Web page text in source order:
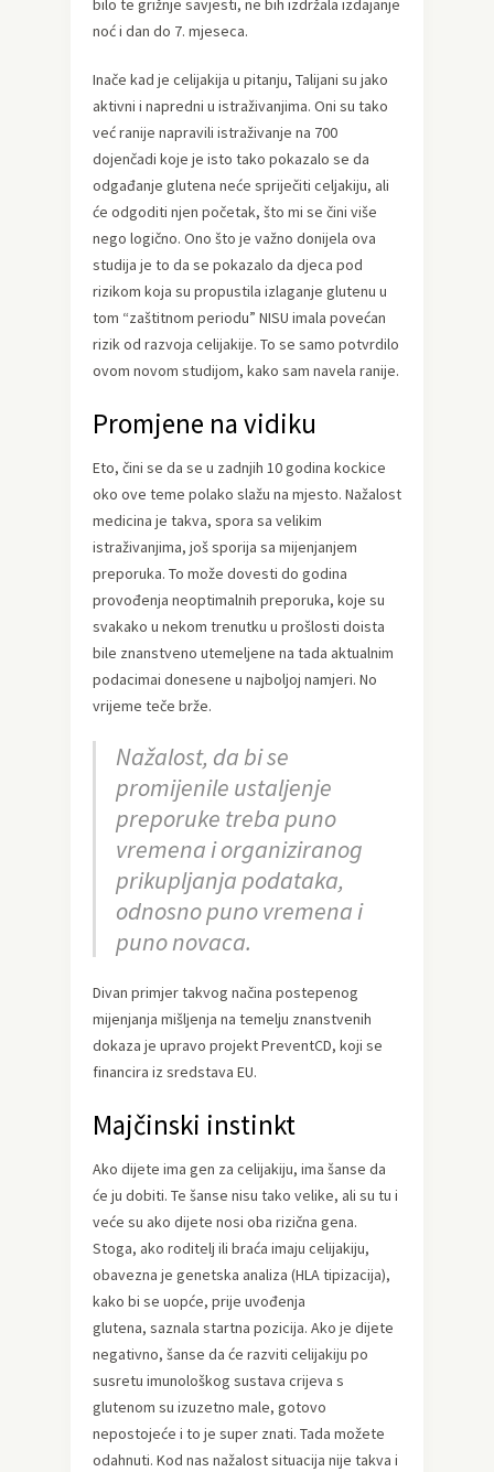
bilo te grižnje savjesti, ne bih izdržala izdajanje
noć i dan do 7. mjeseca.
Inače kad je celijakija u pitanju, Talijani su jako
aktivni i napredni u istraživanjima. Oni su tako
već ranije napravili istraživanje na 700
dojenčadi koje je isto tako pokazalo se da
odgađanje glutena neće spriječiti celjakiju, ali
će odgoditi njen početak, što mi se čini više
nego logično. Ono što je važno donijela ova
studija je to da se pokazalo da djeca pod
rizikom koja su propustila izlaganje glutenu u
tom “zaštitnom periodu” NISU imala povećan
rizik od razvoja celijakije. To se samo potvrdilo
ovom novom studijom, kako sam navela ranije.
Promjene na vidiku
Eto, čini se da se u zadnjih 10 godina kockice
oko ove teme polako slažu na mjesto. Nažalost
medicina je takva, spora sa velikim
istraživanjima, još sporija sa mijenjanjem
preporuka. To može dovesti do godina
provođenja neoptimalnih preporuka, koje su
svakako u nekom trenutku u prošlosti doista
bile znanstveno utemeljene na tada aktualnim
podacimai donesene u najboljoj namjeri. No
vrijeme teče brže.
Nažalost, da bi se
promijenile ustaljenje
preporuke treba puno
vremena i organiziranog
prikupljanja podataka,
odnosno puno vremena i
puno novaca.
Divan primjer takvog načina postepenog
mijenjanja mišljenja na temelju znanstvenih
dokaza je upravo projekt PreventCD, koji se
financira iz sredstava EU.
Majčinski instinkt
Ako dijete ima gen za celijakiju, ima šanse da
će ju dobiti. Te šanse nisu tako velike, ali su tu i
veće su ako dijete nosi oba rizična gena.
Stoga, ako roditelj ili braća imaju celijakiju,
obavezna je genetska analiza (HLA tipizacija),
kako bi se uopće, prije uvođenja
glutena, saznala startna pozicija. Ako je dijete
negativno, šanse da će razviti celijakiju po
susretu imunološkog sustava crijeva s
glutenom su izuzetno male, gotovo
nepostojeće i to je super znati. Tada možete
odahnuti. Kod nas nažalost situacija nije takva i